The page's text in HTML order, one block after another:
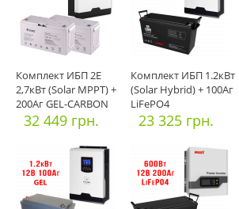
Комплект ИБП 2E
2,7кВт (Solar MPPT) +
200Аг GEL-CARBON
32 449 грн.
Комплект ИБП 1.2кВт
(Solar Hybrid) + 100Аг
LiFePO4
23 325 грн.